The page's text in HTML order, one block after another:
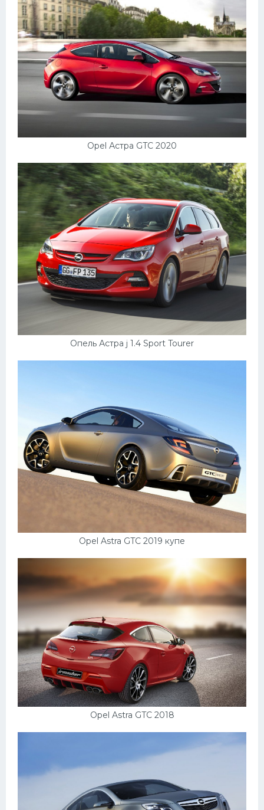
Opel Астра GTC 2020
Опель Астра j 1.4 Sport Tourer
Opel Astra GTC 2019 купе
Opel Astra GTC 2018